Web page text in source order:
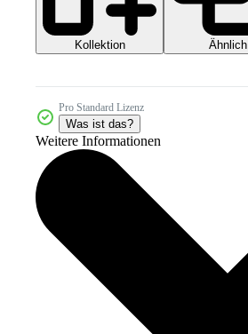
Kollektion Ähnlich
Pro Standard Lizenz
Was ist das?
Weitere Informationen